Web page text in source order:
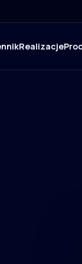
Realizacje